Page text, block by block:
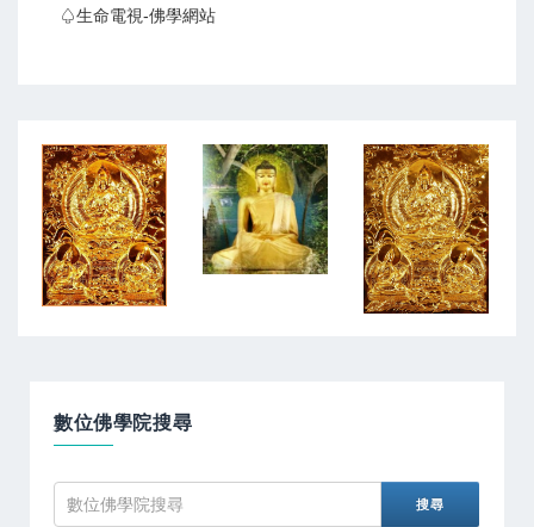
♤生命電視-佛學網站
數位佛學院搜尋